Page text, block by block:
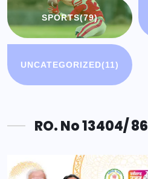
SPORTS(79)
UNCATEGORIZED(11)
RO. No 13404/ 86